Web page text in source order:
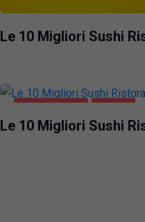
Le 10 Migliori Sushi
GASTRONOMIA TRENTO
Le 10 Migliori Sushi